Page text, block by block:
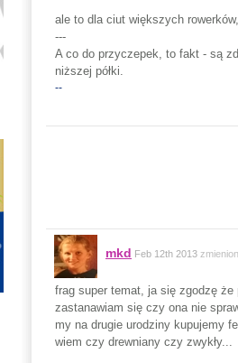
ale to dla ciut większych
---
A co do przyczepek, to fakt - są
niższej półki.
--
mkd Feb 12th 2013
frag super temat, ja się zgodzę
zastanawiam się czy ona nie
my na drugie urodziny kupujemy
wiem czy drewniany czy zwykły...